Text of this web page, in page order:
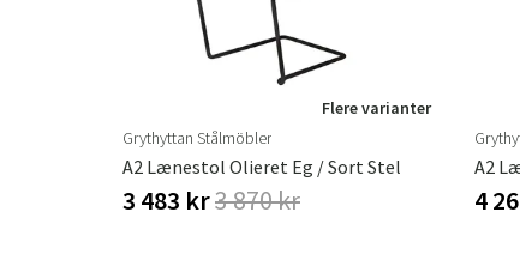
Flere varianter
Grythyttan Stålmöbler
A2 Lænestol Olieret Eg / Sort Stel
3 483 kr3 870 kr 4